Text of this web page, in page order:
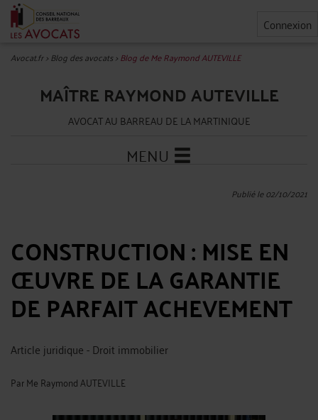
Connexion
Avocat.fr>Blog des avocats>Blog de Me Raymond AUTEVILLE
MAÎTRE RAYMOND AUTEVILLE
AVOCAT AU BARREAU DE LA MARTINIQUE
MENU
Publié le 02/10/2021
CONSTRUCTION : MISE EN
ŒUVRE DE LA GARANTIE
DE PARFAIT ACHEVEMENT
Article juridique - Droit immobilier
ParMe Raymond AUTEVILLE